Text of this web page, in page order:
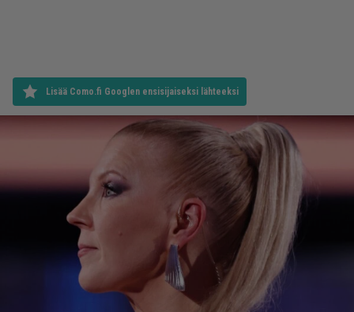
Lisää Como.fi Googlen ensisijaiseksi lähteeksi